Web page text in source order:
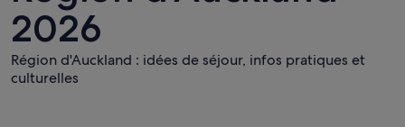
2026
Région d'Auckland : idées de séjour, infos pratiques et
culturelles